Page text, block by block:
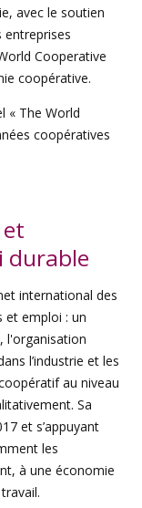
avec le soutien
entreprises
Cooperative
coopérative.
« The World
coopératives
durable
international des
et emploi : un
l'organisation
l’industrie et les
au niveau
Sa
et s’appuyant
les
à une économie